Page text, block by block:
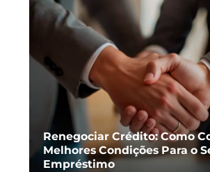
Renegociar Crédito: Como
Melhores Condições Para o
Empréstimo